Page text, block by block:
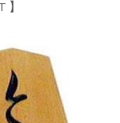
】